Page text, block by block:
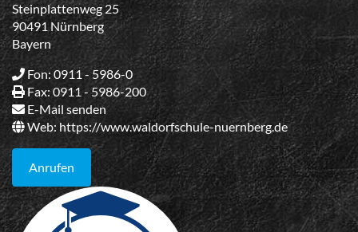
Steinplattenweg 25
90491 Nürnberg
Bayern
Fon: 0911 - 5986-0
Fax: 0911 - 5986-200
E-Mail senden
Web: https://www.waldorfschule-nuernberg.de
Anrufen